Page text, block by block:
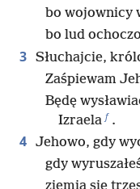
bo wojownicy
bo lud
3 Słuchajcie,
Zaśpiewam
Będę
Izraela f .
4 Jehowo, gdy
gdy